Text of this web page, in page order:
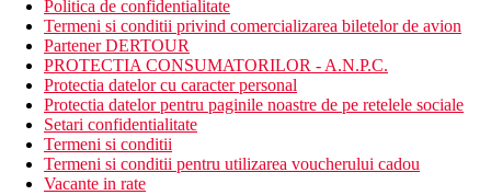
Centru fitness 24/24
Serviciu de transfer
Detector de monoxid de carbon
Automat (gustari)
Automat (bauturi)
Zona pentru fumatori
Aer conditionat
Serviciu de trezire
Pardoseala de gresie/marmura
Izolare fonica
Politica de confidentialitate
Termeni si conditii privind comercializarea biletelor de avion
Partener DERTOUR
PROTECTIA CONSUMATORILOR - A.N.P.C.
Protectia datelor cu caracter personal
Protectia datelor pentru paginile noastre de pe retelele sociale
Setari confidentialitate
Termeni si conditii
Termeni si conditii pentru utilizarea voucherului cadou
Vacante in rate